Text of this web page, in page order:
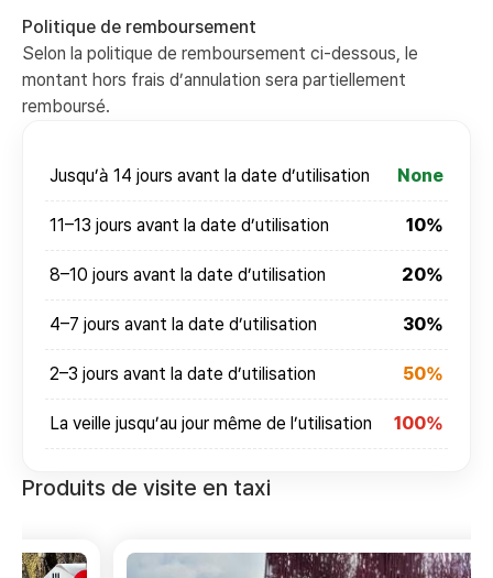
Politique de remboursement
Selon la politique de remboursement ci-dessous, le
montant hors frais d’annulation sera partiellement
remboursé.
Jusqu’à 14 jours avant la date d’utilisation None
11–13 jours avant la date d’utilisation 10%
8–10 jours avant la date d’utilisation 20%
4–7 jours avant la date d’utilisation 30%
2–3 jours avant la date d’utilisation 50%
La veille jusqu’au jour même de l’utilisation 100%
Produits de visite en taxi